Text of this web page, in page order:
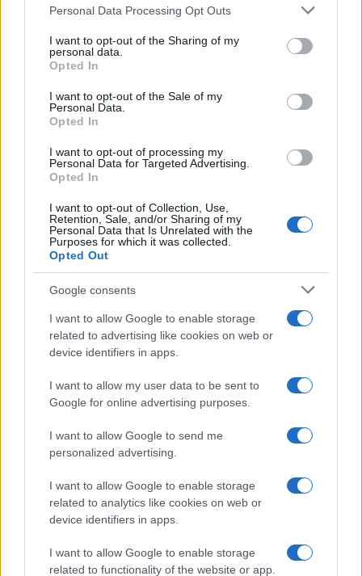
Personal Data Processing Opt Outs
I want to opt-out of the Sharing of my
personal data.
Opted In
I want to opt-out of the Sale of my
Personal Data.
Opted In
I want to opt-out of processing my
Personal Data for Targeted Advertising.
Opted In
I want to opt-out of Collection, Use,
Retention, Sale, and/or Sharing of my
Personal Data that Is Unrelated with the
Purposes for which it was collected.
Opted Out
Google consents
I want to allow Google to enable storage
related to advertising like cookies on web or
device identifiers in apps.
I want to allow my user data to be sent to
Google for online advertising purposes.
I want to allow Google to send me
personalized advertising.
I want to allow Google to enable storage
related to analytics like cookies on web or
device identifiers in apps.
I want to allow Google to enable storage
related to functionality of the website or app.
anche una delle capitali mondiali dei GayPride. Ad
Haifa c’è, nel centro della città, un enorme e
meraviglioso mausoleo tutto illuminato e fiorito, il
cui effetto notturno è suggestivo anche a grande
distanza. Vi giace il fondatore dei Baha’i, una setta
islamica stra-perseguitata nei secoli dai cugini
“laico” Israele, mentre, com’è noto, i monumenti
antichi di Palmira sono stati rasi al suolo, così
come i Buddha afghani e, in tempi più vicini a noi,
i mosaici di Santa Sofia a Costantinopoli, che
l’”alleato” Erdogan ha ritrasformato in moschea.
Nella storia cattolica abbiamo un esempio su cui
faremmo bene a meditare: il Beato catalano
Raimondo Lullo, Ramon Llull (1232-1316).
Francescano, fu il primo a creare scuole di arabo
e di Corano perché si era reso conto che non si
poteva evangelizzare quel che non si conosceva.
Per non fare la fine dei cinque Protomartiri
mandati dal Poverello a predicare in Marocco e
accumulò un’erudizione senza pari nel mondo
medievale. Ebbene, dopo una vita passata a
sprecatoperché con quelli non c’era modo di